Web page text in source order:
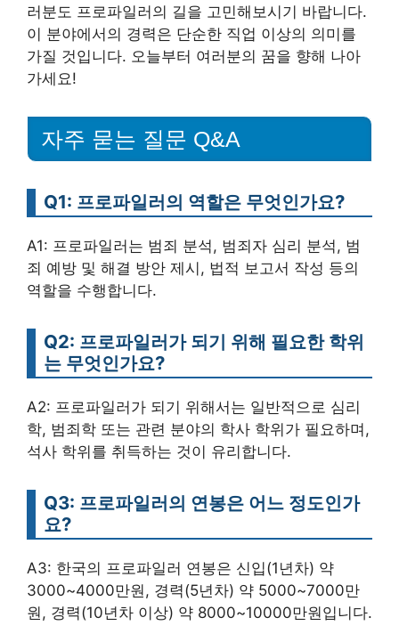
러분도 프로파일러의 길을 고민해보시기 바랍니다.
이 분야에서의 경력은 단순한 직업 이상의 의미를
가질 것입니다. 오늘부터 여러분의 꿈을 향해 나아
가세요!
자주 묻는 질문 Q&A
Q1: 프로파일러의 역할은 무엇인가요?
A1: 프로파일러는 범죄 분석, 범죄자 심리 분석, 범
죄 예방 및 해결 방안 제시, 법적 보고서 작성 등의
역할을 수행합니다.
Q2: 프로파일러가 되기 위해 필요한 학위
는 무엇인가요?
A2: 프로파일러가 되기 위해서는 일반적으로 심리
학, 범죄학 또는 관련 분야의 학사 학위가 필요하며,
석사 학위를 취득하는 것이 유리합니다.
Q3: 프로파일러의 연봉은 어느 정도인가
요?
A3: 한국의 프로파일러 연봉은 신입(1년차) 약
3000~4000만원, 경력(5년차) 약 5000~7000만
원, 경력(10년차 이상) 약 8000~10000만원입니다.